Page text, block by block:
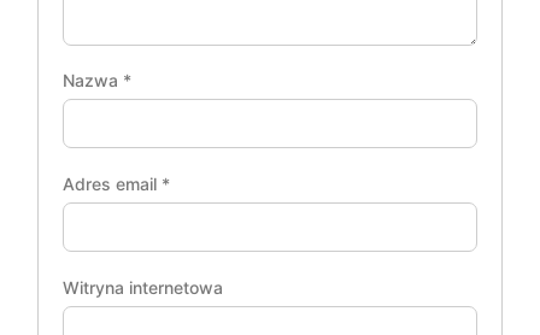
Nazwa *
Adres email *
Witryna internetowa